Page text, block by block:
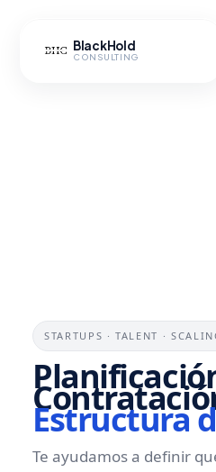
contenido
BlackHold
CONSULTING
STARTUPS · TALENT ·
Estructura
Te ayudamos a definir